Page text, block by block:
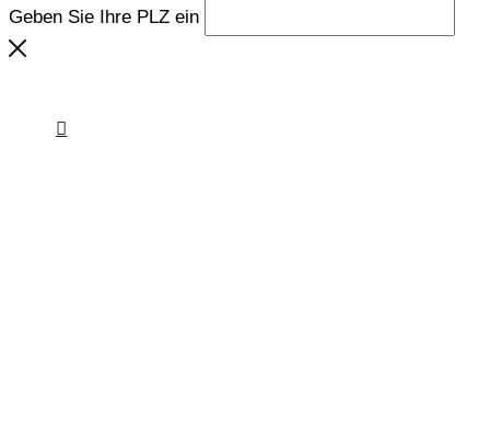
Geben Sie Ihre PLZ ein